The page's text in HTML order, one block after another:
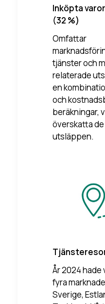
Inköpta
(32 %)
Omfattar
tjänster och
relaterade
en
och
beräkningar,
överskatta
utsläppen.
År 2024 hade
fyra
Sverige,